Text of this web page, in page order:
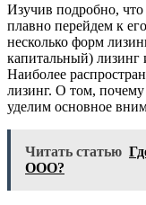
Изучив подробно,
плавно перейдем к
несколько форм
капитальный)
Наиболее
лизинг. О том,
уделим основное
Читать статью
ООО?